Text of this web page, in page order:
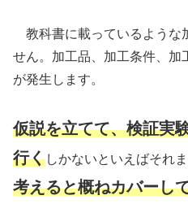
教科書に載っているような
せん。加工品、加工条件、加
が発生します。
仮説を立てて、検証実
行くしかないといえばそれま
考えると概ねカバーし